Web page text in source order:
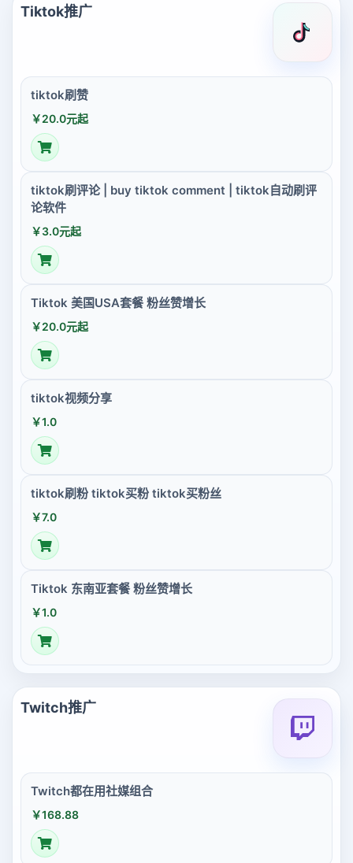
Tiktok推广
tiktok刷赞
￥20.0元起
tiktok刷评论 | buy tiktok comment | tiktok自动刷评
论软件
￥3.0元起
Tiktok 美国USA套餐 粉丝赞增长
￥20.0元起
tiktok视频分享
￥1.0
tiktok刷粉 tiktok买粉 tiktok买粉丝
￥7.0
Tiktok 东南亚套餐 粉丝赞增长
￥1.0
Twitch推广
Twitch都在用社媒组合
￥168.88